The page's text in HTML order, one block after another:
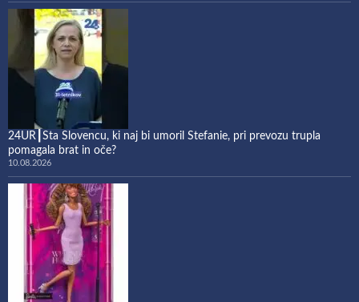
24UR┃Sta Slovencu, ki naj bi umoril Stefanie, pri prevozu trupla
pomagala brat in oče?
10.08.2026